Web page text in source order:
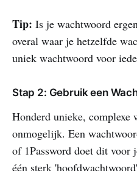
Tip: Is je wachtwoord
overal waar je hetzelfde
uniek wachtwoord voor
Stap 2: Gebruik een
Honderd unieke, complexe
onmogelijk. Een
of 1Password doet dit voor
één sterk